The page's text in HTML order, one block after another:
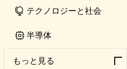
テクノロジーと社会
半導体
もっと見る